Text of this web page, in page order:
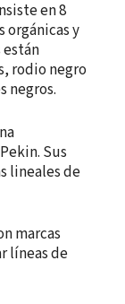
en 8
orgánicas y
están
rodio negro
negros.
Sus
lineales de
marcas
líneas de